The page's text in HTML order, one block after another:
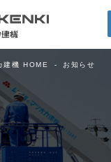
建機 HOME お知らせ